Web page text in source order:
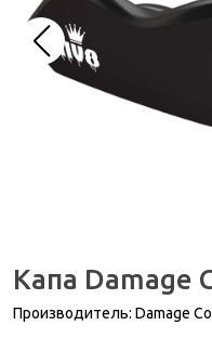
Капа Damage
Производитель: Damage